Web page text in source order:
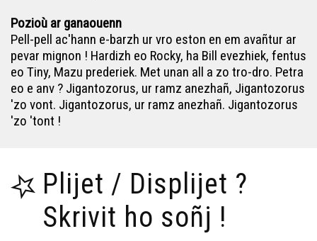
Pozioù ar ganaouenn
Pell-pell ac'hann e-barzh ur vro eston en em avañtur ar
pevar mignon ! Hardizh eo Rocky, ha Bill evezhiek, fentus
eo Tiny, Mazu prederiek. Met unan all a zo tro-dro. Petra
eo e anv ? Jigantozorus, ur ramz anezhañ, Jigantozorus
'zo vont. Jigantozorus, ur ramz anezhañ. Jigantozorus
'zo 'tont !
Plijet / Displijet ?
Skrivit ho soñj !